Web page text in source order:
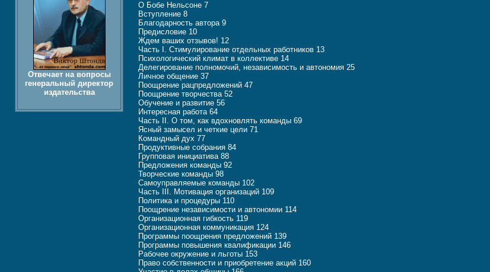
О Бобе Нельсоне 7
Вступление 8
Благодарность автора 9
Предисловие 10
Ждем ваших отзывов! 12
Часть I. Стимулирование отдельных работников 13
Психологический климат в коллективе 14
Делегирование полномочий, независимость и автономия 25
Личное общение 37
Поощрение рацпредложений 47
Поощрение творчества 52
Обучение и развитие 56
Интересная работа 64
Часть II. О том, как вдохновлять команды 69
Ясный замысел и четкие цели 71
Командный дух 77
Продуктивные собрания 84
Групповая инициатива 88
Предложения команды 92
Творческие команды 98
Самоуправляемые команды 102
Часть III. Мотивация организаций 109
Политика и процедуры 110
Поощрение независимости и автономии 114
Организационная гибкость 119
Организационная коммуникация 124
Программы поощрения предложений 139
Программы повышения квалификации 146
Рабочее окружение и льготы 153
Право собственности и приобретение акций 160
Отвечает на вопросы
генеральный директор
издательства